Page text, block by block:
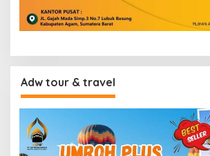
Adw tour & travel